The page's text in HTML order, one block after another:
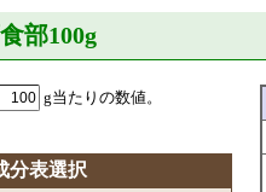
部100g
g当たりの数値。
分表選択